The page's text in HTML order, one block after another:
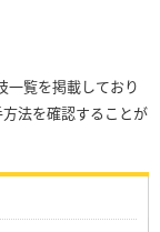
一覧を掲載しており
法を確認することが